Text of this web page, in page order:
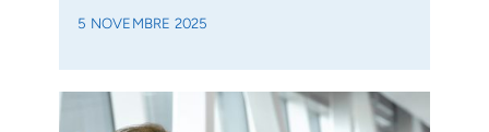
5 NOVEMBRE 2025